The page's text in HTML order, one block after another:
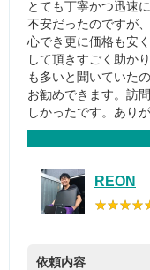
とても丁寧かつ迅速
不安だったのですが
心でき更に価格も安
して頂きすごく助か
も多いと聞いていた
お勧めできます。訪
しかったです。あり
REON
依頼内容